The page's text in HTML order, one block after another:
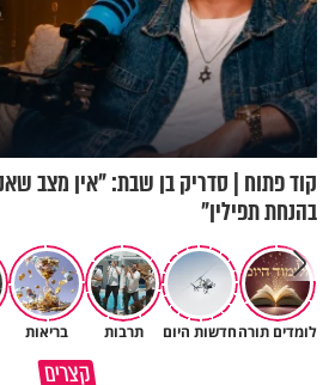
קוד פתוח | סדריק בן שבת: "אין מצב
בהנחת תפילין"
לומדים תורהחדשות היום תרבות בריאות
קצריםמדוע האמונה נמשלה למלח?